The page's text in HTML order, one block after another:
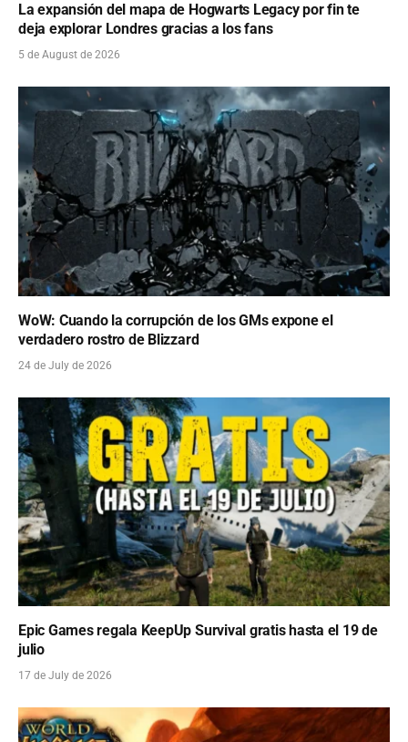
La expansión del mapa de Hogwarts Legacy por fin te
deja explorar Londres gracias a los fans
5 de August de 2026
WoW: Cuando la corrupción de los GMs expone el
verdadero rostro de Blizzard
24 de July de 2026
Epic Games regala KeepUp Survival gratis hasta el 19 de
julio
17 de July de 2026